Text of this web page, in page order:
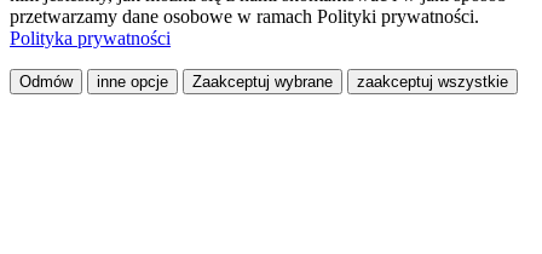
przetwarzamy dane osobowe w ramach Polityki prywatności.
Polityka prywatności
Odmów inne opcje Zaakceptuj wybrane zaakceptuj wszystkie